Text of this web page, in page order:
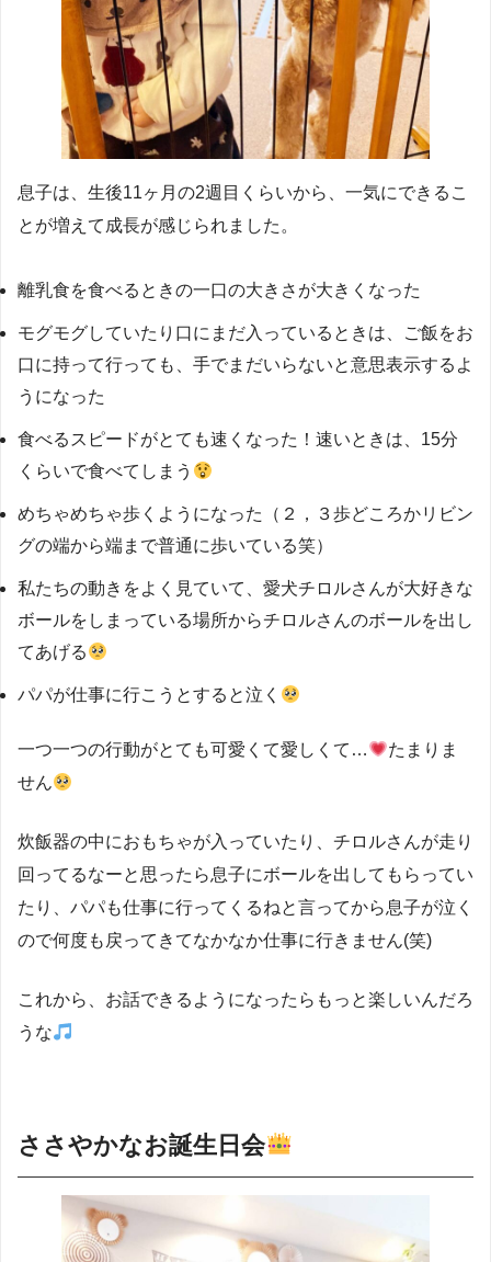
息子は、生後11ヶ月の2週目くらいから、一気にできるこ
とが増えて成長が感じられました。
離乳食を食べるときの一口の大きさが大きくなった
モグモグしていたり口にまだ入っているときは、ご飯をお
口に持って行っても、手でまだいらないと意思表示するよ
うになった
食べるスピードがとても速くなった！速いときは、15分
くらいで食べてしまう
めちゃめちゃ歩くようになった（２，３歩どころかリビン
グの端から端まで普通に歩いている笑）
私たちの動きをよく見ていて、愛犬チロルさんが大好きな
ボールをしまっている場所からチロルさんのボールを出し
てあげる
パパが仕事に行こうとすると泣く
一つ一つの行動がとても可愛くて愛しくて…
たまりま
せん
炊飯器の中におもちゃが入っていたり、チロルさんが走り
回ってるなーと思ったら息子にボールを出してもらってい
たり、パパも仕事に行ってくるねと言ってから息子が泣く
ので何度も戻ってきてなかなか仕事に行きません(笑)
これから、お話できるようになったらもっと楽しいんだろ
うな
ささやかなお誕生日会